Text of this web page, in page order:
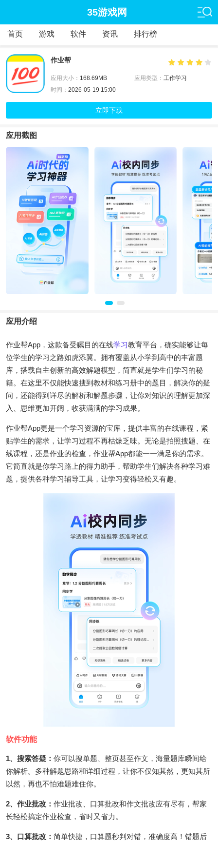
35游戏网
首页 游戏 软件 资讯 排行榜
作业帮
应用大小： 168.69MB 应用类型： 工作学习
时间： 2026-05-19 15:00
立即下载
应用截图
应用介绍
作业帮App，这款备受瞩目的在线学习教育平台，确实能够让每
位学生的学习之路如虎添翼。拥有覆盖从小学到高中的丰富题
库，搭载自主创新的高效解题模型，简直就是学生们学习的秘
籍。在这里不仅能快速搜到教材和练习册中的题目，解决你的疑
问，还能得到详尽的解析和解题步骤，让你对知识的理解更加深
入、思维更加开阔，收获满满的学习成果。
作业帮App更是一个学习资源的宝库，提供丰富的在线课程，紧
贴学生的需求，让学习过程不再枯燥乏味。无论是拍照搜题、在
线课程，还是作业的检查，作业帮App都能一一满足你的需求。
它简直就是你学习路上的得力助手，帮助学生们解决各种学习难
题，提供各种学习辅导工具，让学习变得轻松又有趣。
软件功能
1、搜索答疑： 你可以搜单题、整页甚至作文，海量题库瞬间给
你解析。多种解题思路和详细过程，让你不仅知其然，更知其所
以然，再也不怕难题难住你。
2、作业批改： 作业批改、口算批改和作文批改应有尽有，帮家
长轻松搞定作业检查，省时又省力。
3、口算批改： 简单快捷，口算题秒判对错，准确度高！错题后